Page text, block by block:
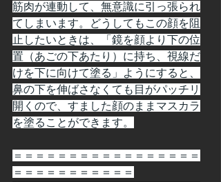
筋肉が連動して、無意識に引っ張られ
てしまいます。どうしてもこの顔を阻
止したいときは、「鏡を顔より下の位
置（あごの下あたり）に持ち、視線だ
けを下に向けて塗る」ようにすると、
鼻の下を伸ばさなくても目がパッチリ
開くので、すました顔のままマスカラ
を塗ることができます。
＝＝＝＝＝＝＝＝＝＝＝＝＝＝＝＝＝
＝＝＝＝＝＝＝＝＝＝＝